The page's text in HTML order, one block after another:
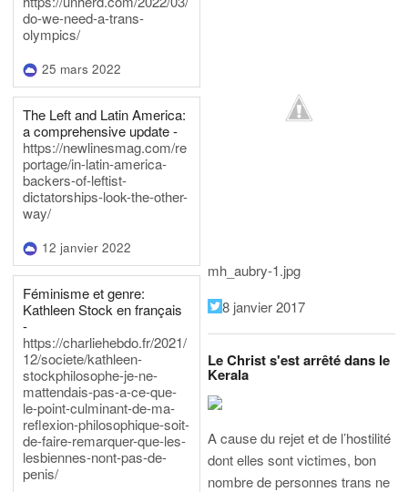
do-we-need-a-trans-
olympics/
25 mars 2022
The Left and Latin America:
a comprehensive update -
https://newlinesmag.com/re
portage/in-latin-america-
backers-of-leftist-
dictatorships-look-the-other-
way/
12 janvier 2022
Féminisme et genre:
Kathleen Stock en français
-
https://charliehebdo.fr/2021/
12/societe/kathleen-
stockphilosophe-je-ne-
mattendais-pas-a-ce-que-
le-point-culminant-de-ma-
reflexion-philosophique-soit-
de-faire-remarquer-que-les-
lesbiennes-nont-pas-de-
penis/
mh_aubry-1.jpg
8 janvier 2017
Le Christ s'est arrêté dans le
Kerala
A cause du rejet et de l’hostilité
dont elles sont victimes, bon
nombre de personnes trans ne